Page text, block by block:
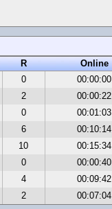
R Online
0 00:00:00
2 00:00:22
0 00:01:03
6 00:10:14
10 00:15:34
0 00:00:40
4 00:09:42
2 00:07:04